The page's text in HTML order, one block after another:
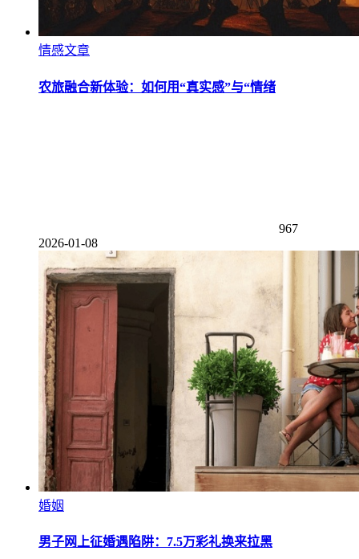
情感文章
农旅融合新体验：如何用“真实感”与“情绪
967
2026-01-08
婚姻
男子网上征婚遇陷阱：7.5万彩礼换来拉黑